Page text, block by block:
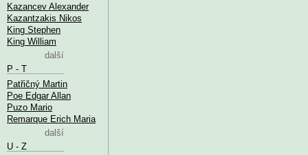
Kazancev Alexander
Kazantzakis Nikos
King Stephen
King William
další
P - T
Patřičný Martin
Poe Edgar Allan
Puzo Mario
Remarque Erich Maria
další
U - Z